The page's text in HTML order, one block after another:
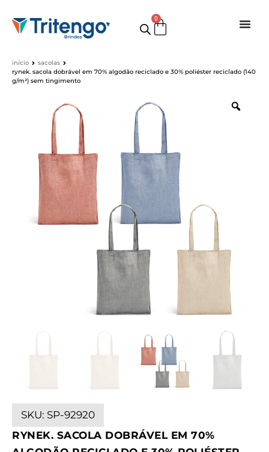
0
início
sacolas
rynek. sacola dobrável em 70% algodão reciclado e 30% poliéster reciclado (140
g/m²) sem tingimento
SKU: SP-92920
RYNEK. SACOLA DOBRÁVEL EM 70%